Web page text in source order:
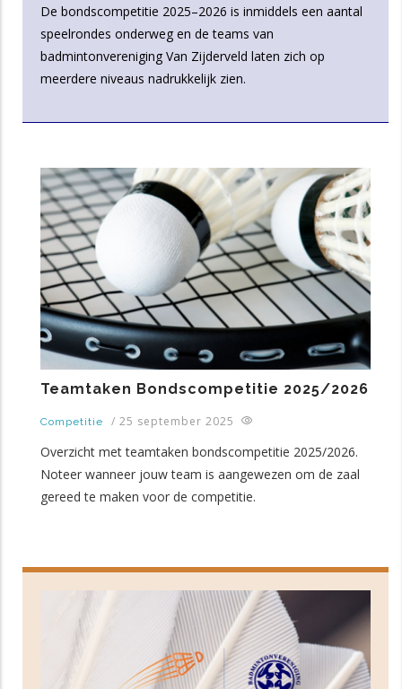
De bondscompetitie 2025–2026 is inmiddels een aantal
speelrondes onderweg en de teams van
badmintonvereniging Van Zijderveld laten zich op
meerdere niveaus nadrukkelijk zien.
Teamtaken Bondscompetitie 2025/2026
Competitie / 25 september 2025
Overzicht met teamtaken bondscompetitie 2025/2026.
Noteer wanneer jouw team is aangewezen om de zaal
gereed te maken voor de competitie.